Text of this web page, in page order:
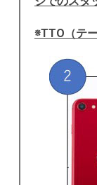
※TTO（テ